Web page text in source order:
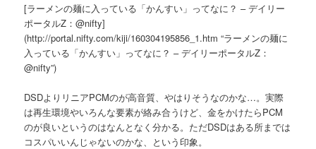
[ラーメンの麺に入っている「かんすい」ってなに？ – デイリー
ポータルZ：@nifty]
(http://portal.nifty.com/kiji/160304195856_1.htm “ラーメンの麺に
入っている「かんすい」ってなに？ – デイリーポータルZ：
@nifty”)
DSDよりリニアPCMのが高音質、やはりそうなのかな…。実際
は再生環境やいろんな要素が絡み合うけど、金をかけたらPCM
のが良いというのはなんとなく分かる。ただDSDはある所までは
コスパいいんじゃないのかな、という印象。